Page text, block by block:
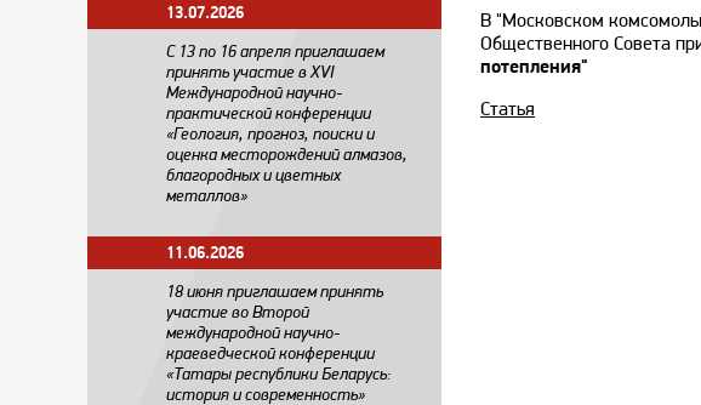
13.07.2026
С 13 по 16 апреля приглашаем
принять участие в XVI
Международной научно-
практической конференции
«Геология, прогноз, поиски и
оценка месторождений алмазов,
благородных и цветных
металлов»
11.06.2026
18 июня приглашаем принять
участие во Второй
международной научно-
краеведческой конференции
«Татары республики Беларусь:
история и современность»
В "Московском
Общественного Совета
потепления"
Статья